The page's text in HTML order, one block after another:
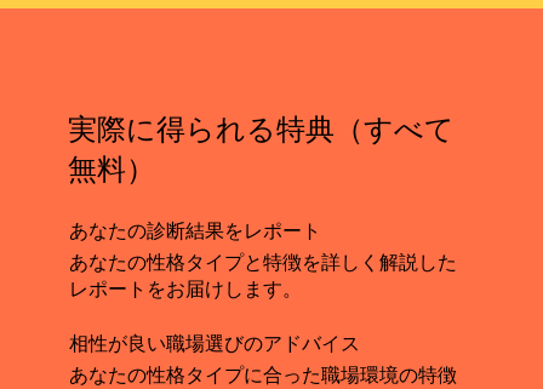
実際に得られる特典（すべて
無料）
あなたの診断結果をレポート
あなたの性格タイプと特徴を詳しく解説した
レポートをお届けします。
相性が良い職場選びのアドバイス
あなたの性格タイプに合った職場環境の特徴